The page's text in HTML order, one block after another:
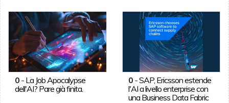
0- La Job Apocalypse
dell'AI? Pare già finita.
0 -SAP, Ericsson estende
l'AI a livello enterprise con
una Business Data Fabric